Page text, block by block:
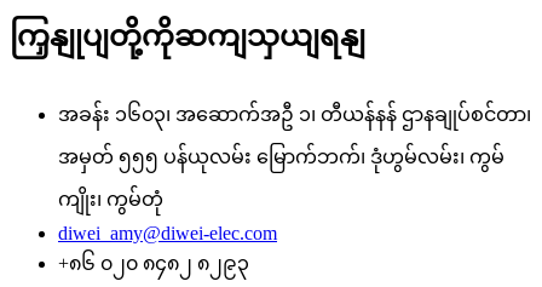
ကြှနျုပျတို့ကိုဆကျသှယျရနျ
အခန်း ၁၆၀၃၊ အဆောက်အဦ ၁၊ တီယန်နန် ဌာနချုပ်စင်တာ၊
အမှတ် ၅၅၅ ပန်ယုလမ်း မြောက်ဘက်၊ ဒုံဟွမ်လမ်း၊ ကွမ်
ကျိုး၊ ကွမ်တုံ
diwei_amy@diwei-elec.com
+၈၆ ၀၂၀ ၈၄၈၂ ၈၂၉၃